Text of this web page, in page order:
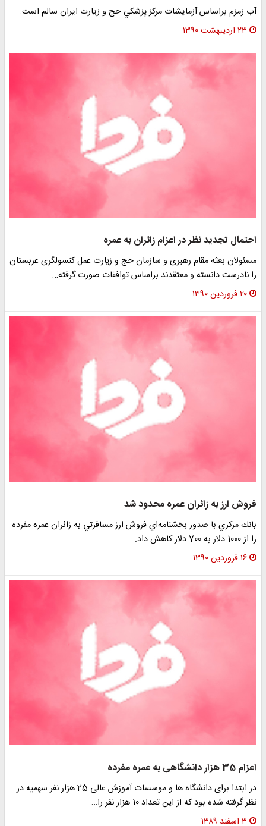
آب زمزم براساس آزمايشات مركز پزشكي حج و زيارت ايران سالم است.
۲۳ اردیبهشت ۱۳۹۰
احتمال تجدید نظر در اعزام زائران به عمره
مسئولان بعثه مقام رهبری و سازمان حج و زیارت عمل کنسولگری عربستان
را نادرست دانسته و معتقدند براساس توافقات صورت گرفته…
۲۰ فروردین ۱۳۹۰
فروش ارز به زائران عمره محدود شد
بانك مركزي با صدور بخشنامه‌اي فروش ارز مسافرتي به زائران عمره مفرده
را از 1000 دلار به 700 دلار كاهش داد.
۱۶ فروردین ۱۳۹۰
اعزام 35 هزار دانشگاهی به عمره مفرده
در ابتدا برای دانشگاه ها و موسسات آموزش عالی 25 هزار نفر سهمیه در
نظر گرفته شده بود که از این تعداد 10 هزار نفر را…
۳ اسفند ۱۳۸۹